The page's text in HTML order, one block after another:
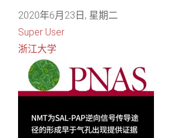
2020年6月23日, 星期二
Super User
浙江大学